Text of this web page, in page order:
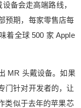
备会走高端路线，
预期，每家零售店每
着全球 500 家 Apple
MR 头戴设备。如果
门针对开发者的，让
类似于去年的苹果芯
首款 AR/VR 头
且主要面向开
天销售一台 M
500 家 Apple
备。如果消息
专门针对开发
体验。这种操